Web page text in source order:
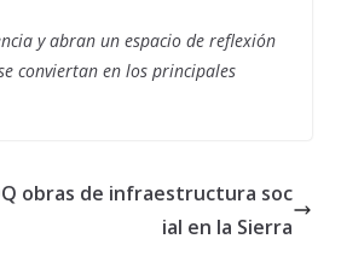
y abran un espacio de reflexión
conviertan en los principales
obras de infraestructura soc
ial en la Sierra